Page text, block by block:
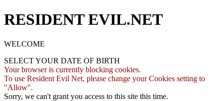
RESIDENT EVIL.NET
WELCOME
SELECT YOUR DATE OF BIRTH
Your browser is currently blocking cookies.
To use Resident Evil Net, please change your Cookies setting to
"Allow".
Sorry, we can't grant you access to this site this time.